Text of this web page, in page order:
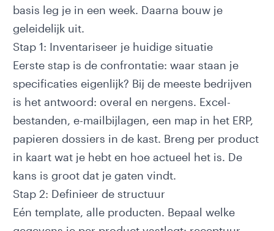
basis leg je in een week. Daarna bouw je
geleidelijk uit.
Stap 1: Inventariseer je huidige situatie
Eerste stap is de confrontatie: waar staan je
specificaties eigenlijk? Bij de meeste bedrijven
is het antwoord: overal en nergens. Excel-
bestanden, e-mailbijlagen, een map in het ERP,
papieren dossiers in de kast. Breng per product
in kaart wat je hebt en hoe actueel het is. De
kans is groot dat je gaten vindt.
Stap 2: Definieer de structuur
Eén template, alle producten. Bepaal welke